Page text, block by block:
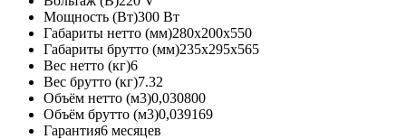
Мощность (Вт)300 Вт
Габариты нетто (мм)280x200x550
Габариты брутто (мм)235x295x565
Вес нетто (кг)6
Вес брутто (кг)7.32
Объём нетто (м3)0,030800
Объём брутто (м3)0,039169
Гарантия6 месяцев